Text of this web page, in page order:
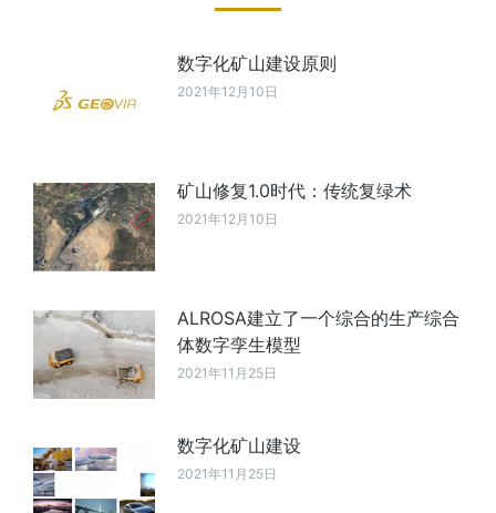
数字化矿山建设原则
2021年12月10日
矿山修复1.0时代：传统复绿术
2021年12月10日
ALROSA建立了一个综合的生产综合
体数字孪生模型
2021年11月25日
数字化矿山建设
2021年11月25日